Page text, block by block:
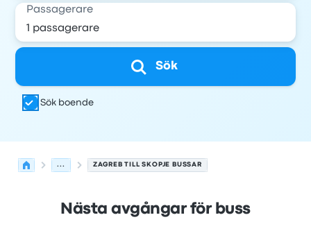
Passagerare
Sök
Sök boende
... ZAGREB TILL SKOPJE BUSSAR
Nästa avgångar för buss